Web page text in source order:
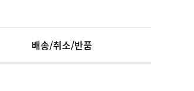
배송/취소/반품